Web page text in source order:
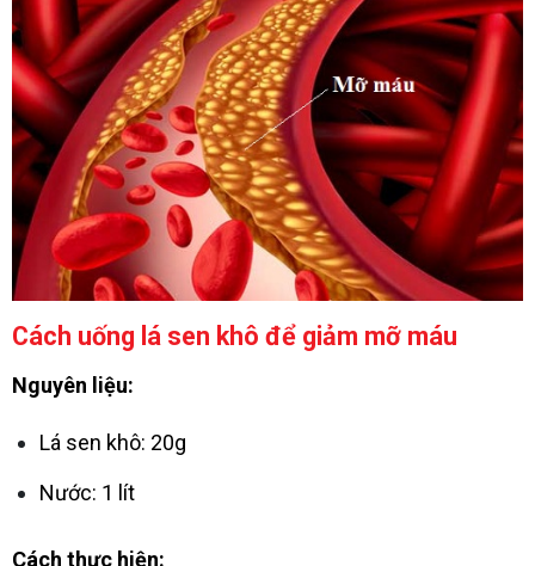
Cách uống lá sen khô để giảm mỡ máu
Nguyên liệu:
Lá sen khô: 20g
Nước: 1 lít
Cách thực hiện: